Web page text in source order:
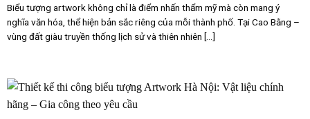
Biểu tượng artwork không chỉ là điểm nhấn thẩm mỹ mà còn mang ý
nghĩa văn hóa, thể hiện bản sắc riêng của mỗi thành phố. Tại Cao Bằng –
vùng đất giàu truyền thống lịch sử và thiên nhiên [...]